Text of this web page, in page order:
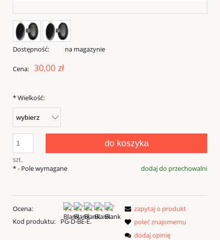
Dostępność: na magazynie
Cena: 30,00 zł
*Wielkość:
szt.
do koszyka
dodaj do przechowalni
*- Pole wymagane
Ocena:
Kod produktu:
PG-D-BE-E.
zapytaj o produkt
poleć znajomemu
dodaj opinię